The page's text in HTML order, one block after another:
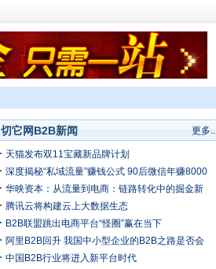
更多..
切它网B2B新闻
天猫发布双11宝藏新品牌计划
深度揭秘“私域流量”赚钱公式 90后微信年赚8000
万
华映资本：从流量到电商：链路转化中的掘金新
机
腾讯云将构建云上大数据生态
B2B联盟跳出电商平台“怪圈”赢在当下
阿里B2B回升 我国中小型企业的B2B之路是否会
迎来春天？
中国B2B行业将进入新平台时代